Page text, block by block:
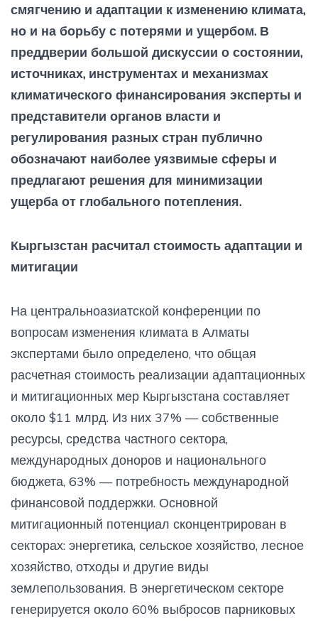
смягчению и адаптации к изменению климата,
но и на борьбу с потерями и ущербом. В
преддверии большой дискуссии о состоянии,
источниках, инструментах и механизмах
климатического финансирования эксперты и
представители органов власти и
регулирования разных стран публично
обозначают наиболее уязвимые сферы и
предлагают решения для минимизации
ущерба от глобального потепления.
Кыргызстан расчитал стоимость адаптации и
митигации
На центральноазиатской конференции по
вопросам изменения климата в Алматы
экспертами было определено, что общая
расчетная стоимость реализации адаптационных
и митигационных мер Кыргызстана составляет
около $11 млрд. Из них 37% — собственные
ресурсы, средства частного сектора,
международных доноров и национального
бюджета, 63% — потребность международной
финансовой поддержки. Основной
митигационный потенциал сконцентрирован в
секторах: энергетика, сельское хозяйство, лесное
хозяйство, отходы и другие виды
землепользования. В энергетическом секторе
генерируется около 60% выбросов парниковых